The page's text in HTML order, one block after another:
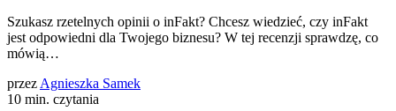
Szukasz rzetelnych opinii o inFakt? Chcesz wiedzieć, czy inFakt
jest odpowiedni dla Twojego biznesu? W tej recenzji sprawdzę, co
mówią…
przez Agnieszka Samek
10 min. czytania